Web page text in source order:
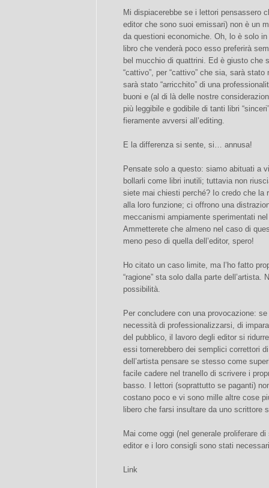
Mi dispiacerebbe se i lettori pensassero
editor che sono suoi emissari) non è un
da questioni economiche. Oh, lo è solo
libro che venderà poco esso preferirà
bel mucchio di quattrini. Ed è giusto che
“cattivo”, per “cattivo” che sia, sarà
sarà stato “arricchito” di una
buoni e (al di là delle nostre
più leggibile e godibile di tanti libri
fieramente avversi all’editing.
E la differenza si sente, si… annusa!
Pensate solo a questo: siamo abituati a
bollarli come libri inutili; tuttavia non
siete mai chiesti perché? Io credo che la
alla loro funzione; ci offrono una
meccanismi ampiamente sperimentati
Ammetterete che almeno nel caso di
meno peso di quella dell’editor, spero!
Ho citato un caso limite, ma l’ho fatto
“ragione” sta solo dalla parte dell’artista.
possibilità.
Per concludere con una provocazione:
necessità di professionalizzarsi, di
del pubblico, il lavoro degli editor si
essi tornerebbero dei semplici correttori
dell’artista pensare se stesso come
facile cadere nel tranello di scrivere i
basso. I lettori (soprattutto se paganti)
costano poco e vi sono mille altre cose
libero che farsi insultare da uno scrittore
Mai come oggi (nel generale proliferare
editor e i loro consigli sono stati
Link